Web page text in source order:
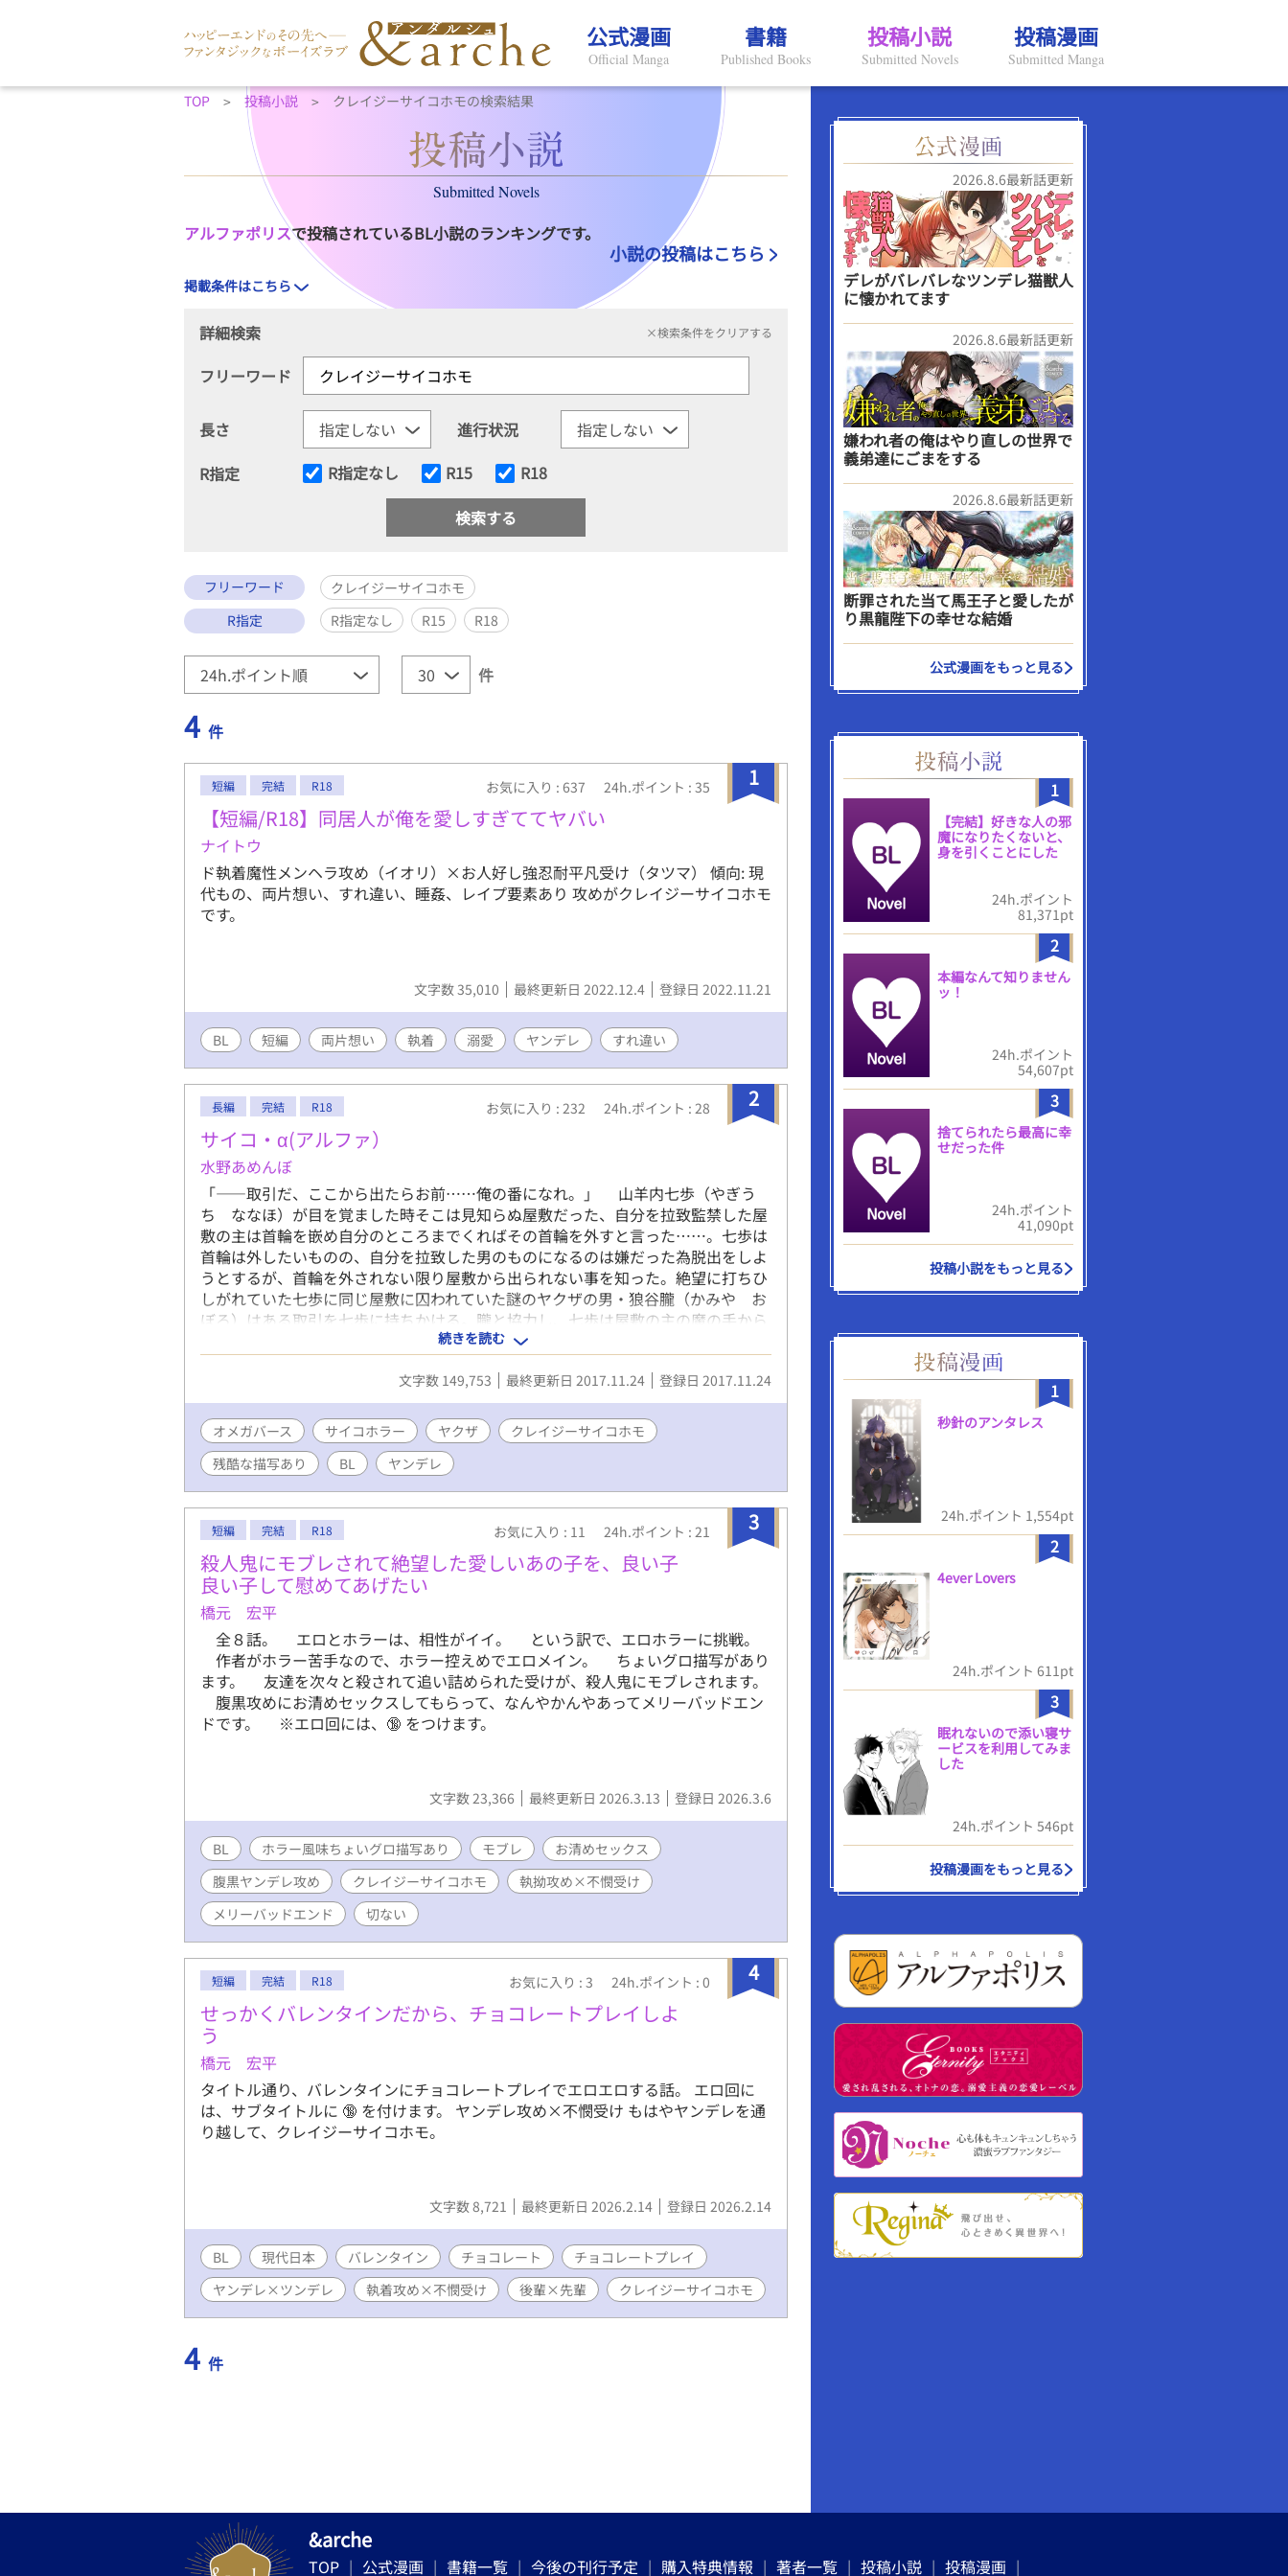
公式漫画
Official Manga
書籍
Published Books
投稿小説
Submitted Novels
投稿漫画
Submitted Manga
TOP 投稿小説 クレイジーサイコホモの検索結果
Submitted Novels
アルファポリスで投稿されているBL小説のランキングです。
小説の投稿はこちら
掲載条件はこちら
詳細検索 ×検索条件をクリアする
フリーワード
長さ
進行状況
R指定
R指定なし R15 R18
フリーワード
クレイジーサイコホモ
R指定
R指定なし R15 R18
件
4 件
1
短編 完結 R18 お気に入り : 637 24h.ポイント : 35
【短編/R18】同居人が俺を愛しすぎててヤバい
ナイトウ
ド執着魔性メンヘラ攻め（イオリ）×お人好し強忍耐平凡受け（タツマ） 傾向: 現
代もの、両片想い、すれ違い、睡姦、レイプ要素あり 攻めがクレイジーサイコホモ
です。
文字数 35,010 最終更新日 2022.12.4 登録日 2022.11.21
BL 短編 両片想い 執着 溺愛 ヤンデレ すれ違い
2
長編 完結 R18 お気に入り : 232 24h.ポイント : 28
サイコ・α(アルファ）
水野あめんぼ
「――取引だ、ここから出たらお前……俺の番になれ。」 山羊内七歩（やぎう
ち ななほ）が目を覚ました時そこは見知らぬ屋敷だった、自分を拉致監禁した屋
敷の主は首輪を嵌め自分のところまでくればその首輪を外すと言った……。七歩は
首輪は外したいものの、自分を拉致した男のものになるのは嫌だった為脱出をしよ
うとするが、首輪を外されない限り屋敷から出られない事を知った。絶望に打ちひ
しがれていた七歩に同じ屋敷に囚われていた謎のヤクザの男・狼谷朧（かみや お
ぼろ）はある取引を七歩に持ちかける。朧と協力し、七歩は屋敷の主の魔の手から
逃げられるのか？ オメガバースを題材にしたサイコサスペンス、始動！ ※この作
品はムーンライトノベルス様のほうでも掲示しているものをアルファポリス版に掲
示したものです。ムーンライトノベルス様の方では番外編と補足を不定期に更新し
てますのでそちらの方もよろしくお願いします。 ※なお濡れ場などはタイトルの横
に＊がつきます
続きを読む
文字数 149,753 最終更新日 2017.11.24 登録日 2017.11.24
オメガバース サイコホラー ヤクザ
クレイジーサイコホモ
残酷な描写あり
BL ヤンデレ
3
短編 完結 R18 お気に入り : 11 24h.ポイント : 21
殺人鬼にモブレされて絶望した愛しいあの子を、良い子
良い子して慰めてあげたい
橋元 宏平
全８話。 エロとホラーは、相性がイイ。 という訳で、エロホラーに挑戦。
作者がホラー苦手なので、ホラー控えめでエロメイン。 ちょいグロ描写があり
ます。 友達を次々と殺されて追い詰められた受けが、殺人鬼にモブレされます。
腹黒攻めにお清めセックスしてもらって、なんやかんやあってメリーバッドエン
ドです。 ※エロ回には、🔞 をつけます。
文字数 23,366 最終更新日 2026.3.13 登録日 2026.3.6
BL ホラー風味ちょいグロ描写あり モブレ
お清めセックス
腹黒ヤンデレ攻め
クレイジーサイコホモ
執拗攻め×不憫受け
メリーバッドエンド
切ない
4
短編 完結 R18 お気に入り : 3 24h.ポイント : 0
せっかくバレンタインだから、チョコレートプレイしよ
う
橋元 宏平
タイトル通り、バレンタインにチョコレートプレイでエロエロする話。 エロ回に
は、サブタイトルに 🔞 を付けます。 ヤンデレ攻め×不憫受け もはやヤンデレを通
り越して、クレイジーサイコホモ。
文字数 8,721 最終更新日 2026.2.14 登録日 2026.2.14
BL 現代日本 バレンタイン チョコレート
チョコレートプレイ
ヤンデレ×ツンデレ
執着攻め×不憫受け 後輩×先輩 クレイジーサイコホモ
4 件
2026.8.6最新話更新
デレがバレバレなツンデレ猫獣人
に懐かれてます
2026.8.6最新話更新
嫌われ者の俺はやり直しの世界で
義弟達にごまをする
2026.8.6最新話更新
断罪された当て馬王子と愛したが
り黒龍陛下の幸せな結婚
公式漫画をもっと見る
1
【完結】好きな人の邪
魔になりたくないと、
身を引くことにした
24h.ポイント
81,371pt
2
本編なんて知りません
ッ！
24h.ポイント
54,607pt
3
捨てられたら最高に幸
せだった件
24h.ポイント
41,090pt
投稿小説をもっと見る
1
秒針のアンタレス
24h.ポイント 1,554pt
2
4ever Lovers
24h.ポイント 611pt
3
眠れないので添い寝サ
ービスを利用してみま
した
24h.ポイント 546pt
投稿漫画をもっと見る
&arche
TOP 公式漫画 書籍一覧 今後の刊行予定 購入特典情報 著者一覧 投稿小説 投稿漫画